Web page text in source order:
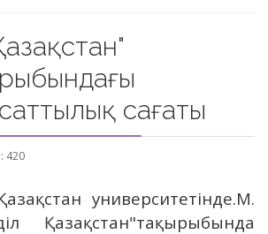
сағаты
420
университетінде.М.
Қазақстан"тақырыбында